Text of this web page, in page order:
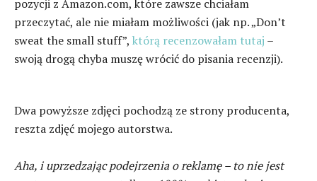
pozycji z Amazon.com, które zawsze chciałam
przeczytać, ale nie miałam możliwości (jak np. „Don’t
sweat the small stuff”, którą recenzowałam tutaj –
swoją drogą chyba muszę wrócić do pisania recenzji).
Dwa powyższe zdjęci pochodzą ze strony producenta,
reszta zdjęć mojego autorstwa.
Aha, i uprzedzając podejrzenia o reklamę – to nie jest